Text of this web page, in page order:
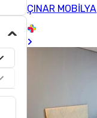
ÇINAR MOBİLYA